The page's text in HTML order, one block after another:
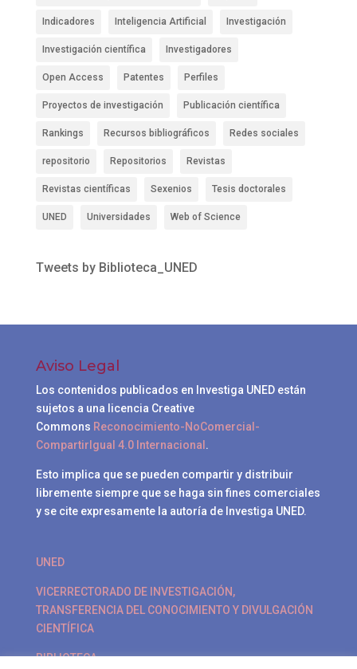
Indicadores Inteligencia Artificial Investigación
Investigación científica Investigadores
Open Access Patentes Perfiles
Proyectos de investigación Publicación científica
Rankings Recursos bibliográficos Redes sociales
repositorio Repositorios Revistas
Revistas científicas Sexenios Tesis doctorales
UNED Universidades Web of Science
Tweets by Biblioteca_UNED
Aviso Legal
Los contenidos publicados en Investiga UNED están
sujetos a una licencia Creative
Commons Reconocimiento-NoComercial-
CompartirIgual 4.0 Internacional .
Esto implica que se pueden compartir y distribuir
libremente siempre que se haga sin fines comerciales
y se cite expresamente la autoría de Investiga UNED.
UNED
VICERRECTORADO DE INVESTIGACIÓN,
TRANSFERENCIA DEL CONOCIMIENTO Y DIVULGACIÓN
CIENTÍFICA
BIBLIOTECA